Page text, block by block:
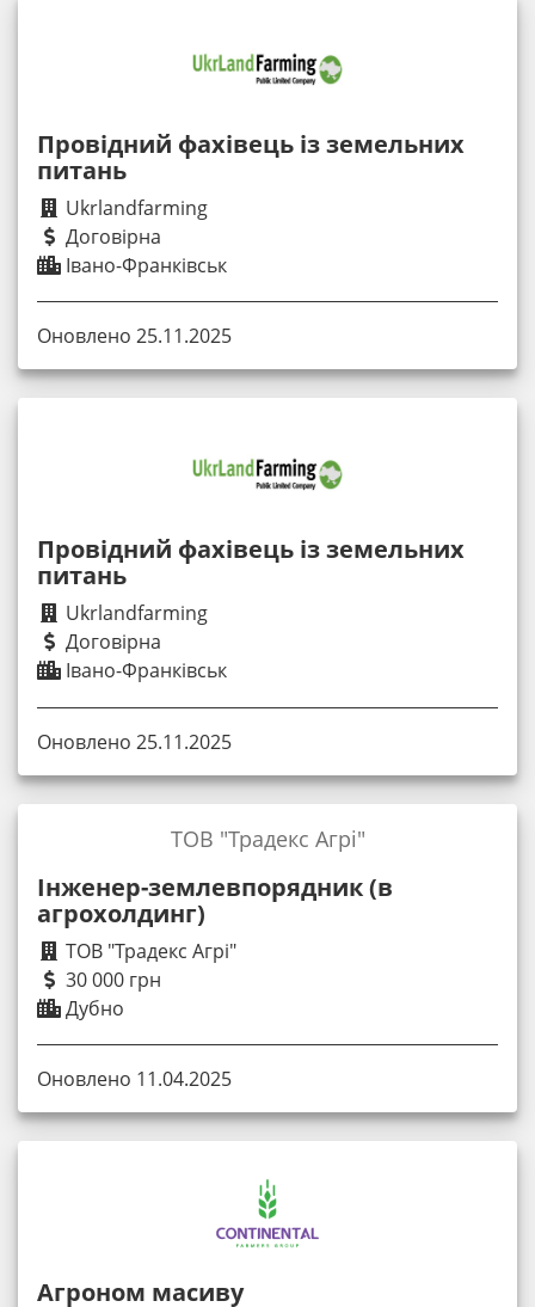
Провідний фахівець із земельних
питань
Ukrlandfarming
Договірна
Івано-Франківськ
Оновлено 25.11.2025
Провідний фахівець із земельних
питань
Ukrlandfarming
Договірна
Івано-Франківськ
Оновлено 25.11.2025
Інженер-землевпорядник (в
агрохолдинг)
ТОВ "Традекс Агрі"
30 000 грн
Дубно
ТОВ "Традекс Агрі"
Оновлено 11.04.2025
Агроном масиву